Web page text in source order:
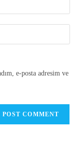
e-posta adresim ve